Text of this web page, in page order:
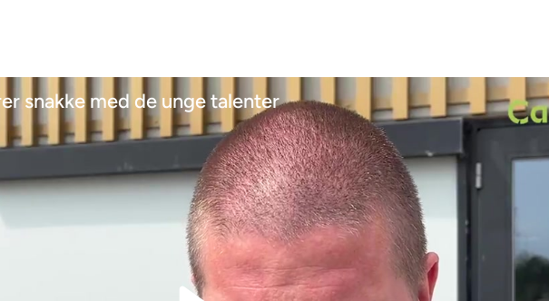
snakke med de unge talenter